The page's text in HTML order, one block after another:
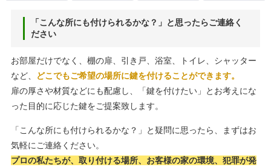
「こんな所にも付けられるかな？」と思ったらご連絡く
ださい
お部屋だけでなく、棚の扉、引き戸、浴室、トイレ、シャッター
など、
どこでもご希望の場所に鍵を付けることができます。
扉の厚さや材質などにも配慮し、「鍵を付けたい」とお考えにな
った目的に応じた鍵をご提案致します。
「こんな所にも付けられるかな？」と疑問に思ったら、まずはお
気軽にご連絡ください。
プロの私たちが、取り付ける場所、お客様の家の環境、犯罪が発